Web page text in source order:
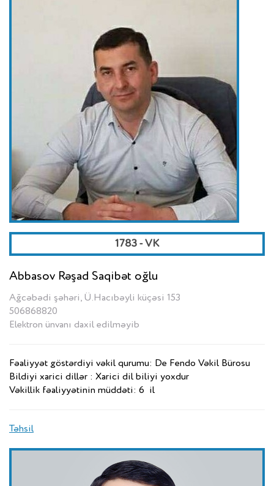
1783 - VK
Abbasov Rəşad Saqibət oğlu
Ağcəbədi şəhəri, Ü.Hacıbəyli küçəsi 153
506868820
Elektron ünvanı daxil edilməyib
Fəaliyyət göstərdiyi vəkil qurumu: De Fendo Vəkil Bürosu
Bildiyi xarici dillər : Xarici dil biliyi yoxdur
Vəkillik fəaliyyətinin müddəti: 6 il
Təhsil